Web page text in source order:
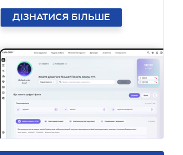
ДІЗНАТИСЯ БІЛЬШЕ